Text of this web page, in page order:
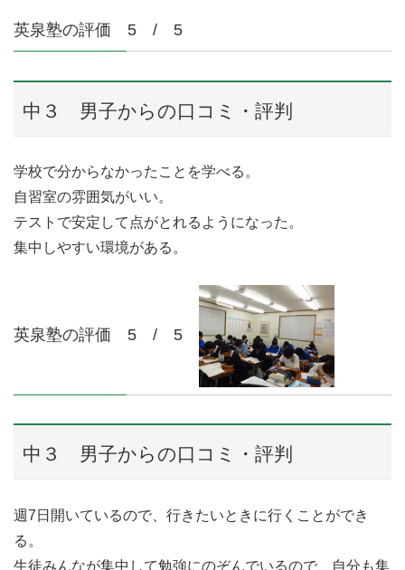
英泉塾の評価 5 / 5
中３ 男子からの口コミ・評判
学校で分からなかったことを学べる。
自習室の雰囲気がいい。
テストで安定して点がとれるようになった。
集中しやすい環境がある。
英泉塾の評価 5 / 5
中３ 男子からの口コミ・評判
週7日開いているので、行きたいときに行くことができ
る。
生徒みんなが集中して勉強にのぞんでいるので、自分も集